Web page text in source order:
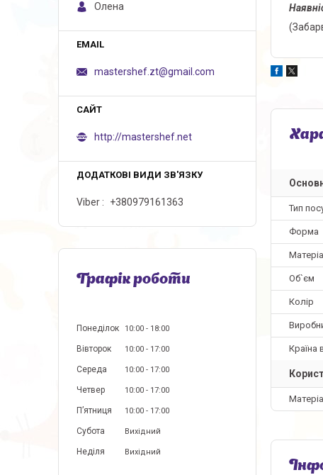
Тип
Форма
Об`єм
Колір
Країна
Олена
mastershef.zt@gmail.com
http://mastershef.net
Viber +380979161363
Графік роботи
Понеділок 10:00 18:00
Вівторок 10:00 17:00
Середа 10:00 17:00
Четвер 10:00 17:00
Пʼятниця 10:00 17:00
Субота Вихідний
Неділя Вихідний